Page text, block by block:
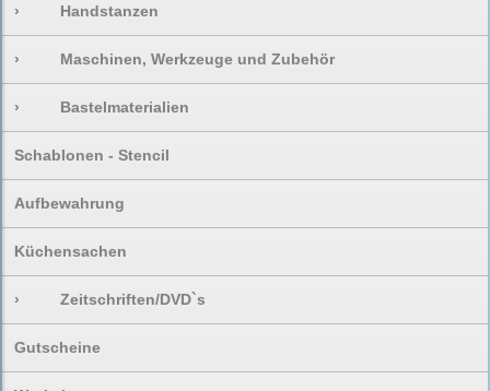
› Handstanzen
› Maschinen, Werkzeuge und Zubehör
› Bastelmaterialien
Schablonen - Stencil
Aufbewahrung
Küchensachen
› Zeitschriften/DVD`s
Gutscheine